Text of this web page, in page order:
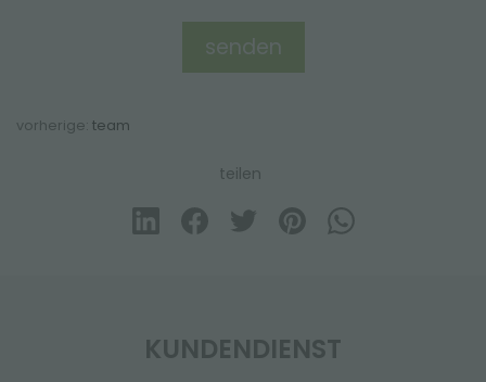
vorherige: team
teilen
KUNDENDIENST